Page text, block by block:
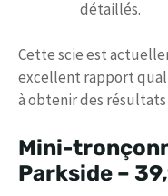
détaillés.
Cette scie est
excellent rapport
à obtenir des
Mini-
Parkside –